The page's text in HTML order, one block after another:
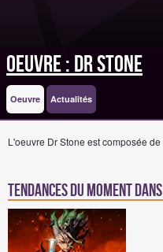
Oeuvre : Dr Stone
Oeuvre Actualités
L'oeuvre Dr Stone est composée de
Tendances du moment